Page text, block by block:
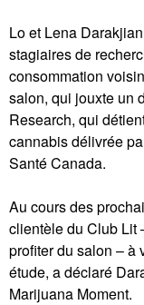
Lo et Lena
stagiaires de
consommation
salon, qui jouxte un
Research, qui
cannabis délivrée
Santé Canada.
Au cours des
clientèle du Club Lit
profiter du salon – à
étude, a déclaré
Marijuana Moment.